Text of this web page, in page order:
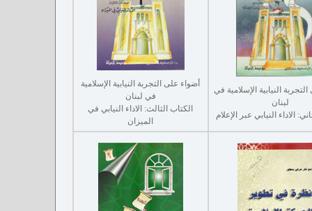
النيابية الإسلامية في
لبنان
الاداء النيابي عبر الإعلام
أضواء على التجربة النيابية الإسلامية
في لبنان
الكتاب الثالث: الاداء النيابي في
الميزان